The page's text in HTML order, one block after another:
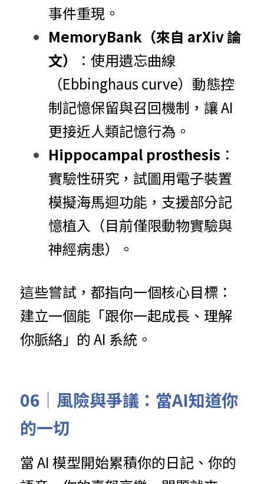
事件重現。
MemoryBank（來自 arXiv 論
文）
：使用遺忘曲線
（Ebbinghaus curve）動態控
制記憶保留與召回機制，讓 AI
更接近人類記憶行為。
Hippocampal prosthesis ：
實驗性研究，試圖用電子裝置
模擬海馬迴功能，支援部分記
憶植入（目前僅限動物實驗與
神經病患）。
這些嘗試，都指向一個核心目標：
建立一個能「跟你一起成長、理解
你脈絡」的 AI 系統。
06｜風險與爭議：當AI知道你
的一切
當 AI 模型開始累積你的日記、你的